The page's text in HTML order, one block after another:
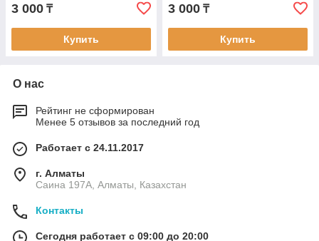
3 000 ₸
Купить
3 000 ₸
Купить
О нас
Рейтинг не сформирован
Менее 5 отзывов за последний год
Работает с 24.11.2017
г. Алматы
Саина 197А, Алматы, Казахстан
Контакты
Сегодня работает с 09:00 до 20:00